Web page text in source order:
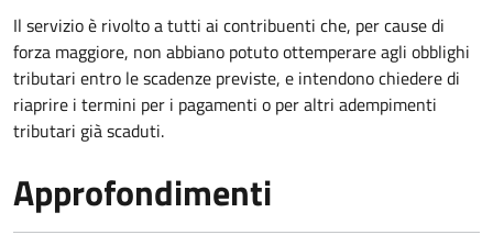
Il servizio è rivolto a tutti ai contribuenti che, per cause di
forza maggiore, non abbiano potuto ottemperare agli obblighi
tributari entro le scadenze previste, e intendono chiedere di
riaprire i termini per i pagamenti o per altri adempimenti
tributari già scaduti.
Approfondimenti